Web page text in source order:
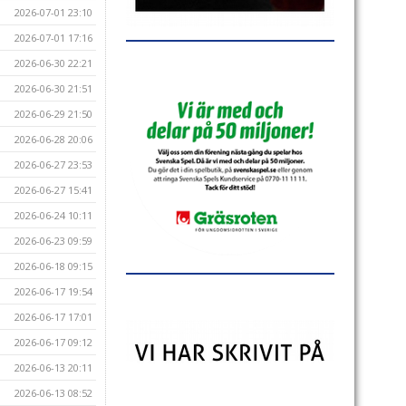
2026-07-01 23:10
2026-07-01 17:16
2026-06-30 22:21
2026-06-30 21:51
2026-06-29 21:50
2026-06-28 20:06
2026-06-27 23:53
2026-06-27 15:41
2026-06-24 10:11
2026-06-23 09:59
2026-06-18 09:15
2026-06-17 19:54
2026-06-17 17:01
2026-06-17 09:12
2026-06-13 20:11
2026-06-13 08:52